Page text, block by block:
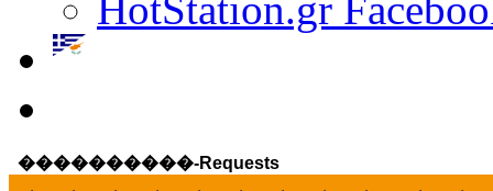
����������-Requests